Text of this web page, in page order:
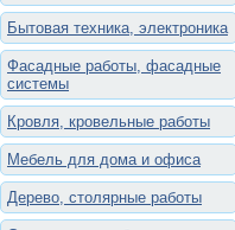
Бытовая техника, электроника
Фасадные работы, фасадные
системы
Кровля, кровельные работы
Мебель для дома и офиса
Дерево, столярные работы